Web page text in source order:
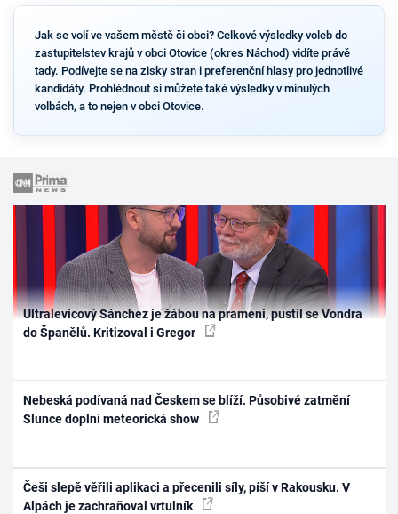
Jak se volí ve vašem městě či obci? Celkové výsledky voleb do
zastupitelstev krajů v obci Otovice (okres Náchod) vidíte právě
tady. Podívejte se na zisky stran i preferenční hlasy pro jednotlivé
kandidáty. Prohlédnout si můžete také výsledky v minulých
volbách, a to nejen v obci Otovice.
Ultralevicový Sánchez je žábou na prameni, pustil se Vondra
do Španělů. Kritizoval i Gregor
Nebeská podívaná nad Českem se blíží. Působivé zatmění
Slunce doplní meteorická show
Češi slepě věřili aplikaci a přecenili síly, píší v Rakousku. V
Alpách je zachraňoval vrtulník